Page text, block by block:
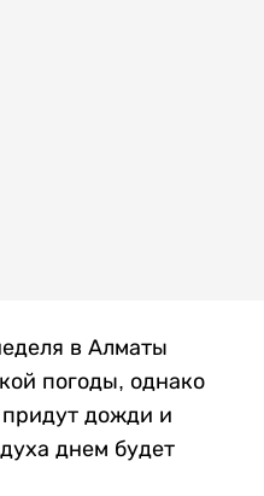
в Алматы
погоды, однако
дожди и
днем будет